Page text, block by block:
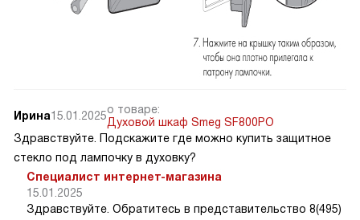
Ирина15.01.2025о товаре:
Духовой шкаф Smeg SF800PO
Здравствуйте. Подскажите где можно купить защитное
стекло под лампочку в духовку?
Специалист интернет-магазина
15.01.2025
Здравствуйте. Обратитесь в представительство 8(495)